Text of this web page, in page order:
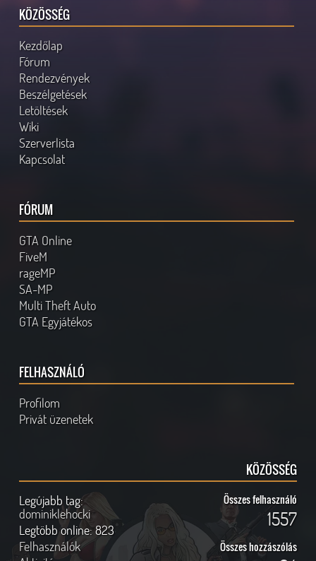
KÖZÖSSÉG
Kezdőlap
Fórum
Rendezvények
Beszélgetések
Letöltések
Wiki
Szerverlista
Kapcsolat
FÓRUM
GTA Online
FiveM
rageMP
SA-MP
Multi Theft Auto
GTA Egyjátékos
FELHASZNÁLÓ
Profilom
Privát üzenetek
KÖZÖSSÉG
Legújabb tag:
dominiklehocki
Legtöbb online:823
Felhasználók
Összes felhasználó
1557
Összes hozzászólás